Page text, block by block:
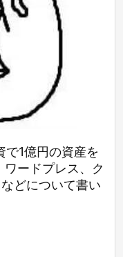
1億円の資産を
ードプレス、ク
どについて書い